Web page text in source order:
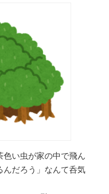
色い虫が家の中で飛ん
んだろう」なんて呑気